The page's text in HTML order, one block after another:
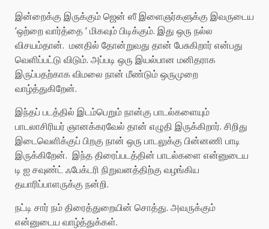
இன்றைக்கு இருக்கும் ஜென் ஸீ இளைஞர்களுக்கு இவருடைய
‘ஒற்றை வார்த்தை ‘ மிகவும் பிடிக்கும். இது ஒரு நல்ல
விசயம்தான். மனதில் தோன்றுவது தான் பேசுகிறார் என்பது
வெளிப்பட்டு விடும். அப்படி ஒரு இயல்பான மனிதராக
இருப்பதற்காக விமலை நான் மீண்டும் ஒருமுறை
வாழ்த்துகிறேன்.
இந்தப் படத்தில் இடம்பெறும் நான்கு பாடல்களையும்
பாடலாசிரியர் ஞானக்கரவேல் தான் எழுதி இருக்கிறார். சிறிது
இடைவெளிக்குப் பிறகு நான் ஒரு பாடலுக்கு பின்னணி பாடி
இருக்கிறேன். இந்த திரைப்படத்தின் பாடல்களை என்னுடைய
டி ஐ சவுண்ட் ஃபேக்டரி நிறுவனத்திற்கு வழங்கிய
தயாரிப்பாளருக்கு நன்றி.
நட்டி சார் நம் திரைத்துறையின் சொத்து. அவருக்கும்
என்னுடைய வாழ்த்துக்கள்.